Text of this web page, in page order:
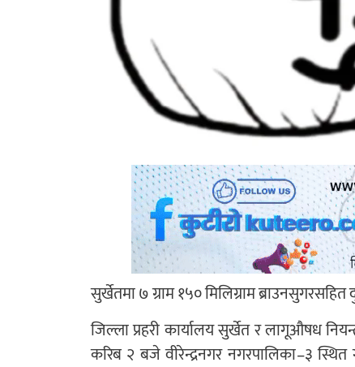
सुर्खेतमा ७ ग्राम १५० मिलिग्राम
जिल्ला प्रहरी कार्यालय सुर्खेत र लागूऔषध
करिब २ बजे वीरेन्द्रनगर नगरपालिका–३